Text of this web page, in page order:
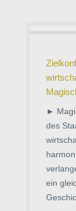
►
des
ein